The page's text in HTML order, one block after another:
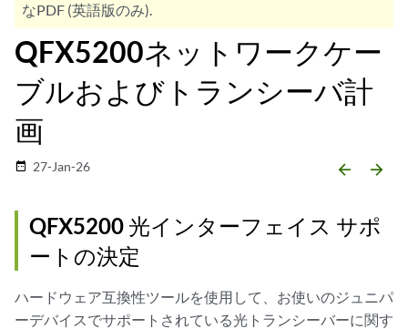
なPDF (英語版のみ).
QFX5200ネットワークケー
ブルおよびトランシーバ計
画
date_range 27-Jan-26 arrow_backward arrow_forward
QFX5200 光インターフェイス サポ
ートの決定
ハードウェア互換性ツールを使用して、お使いのジュニパ
ーデバイスでサポートされている光トランシーバーに関す